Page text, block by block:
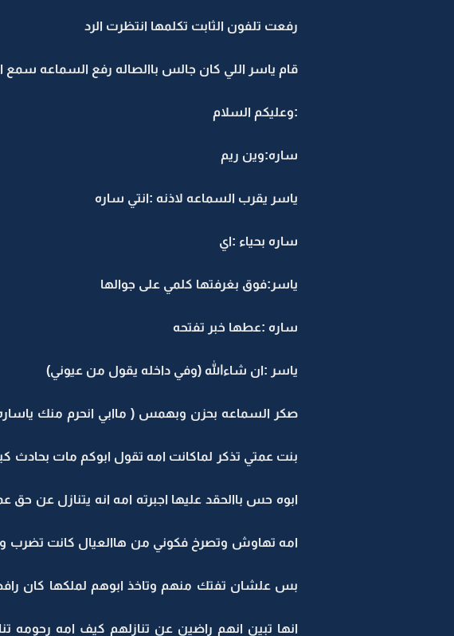
رفعت تلفون الثابت تكلمها انتظرت الرد
قام ياسر اللي كان جالس باالصاله رفع السماعه
:وعليكم السلام
ساره:وين ريم
ياسر يقرب السماعه لاذنه :انتي ساره
ساره بحياء :اي
ياسر:فوق بغرفتها كلمي على جوالها
ساره :عطها خبر تفتحه
ياسر :ان شاءالله (وفي داخله يقول من عيوني)
صكر السماعه بحزن وبهمس ( ماابي انحرم منك
بنت عمتي تذكر لماكانت امه تقول ابوكم مات بحادث
ابوه حس باالحقد عليها اجبرته امه انه يتنازل عن
امه تهاوش وتصرخ فكوني من هاالعيال كانت تضرب
بس علشان تفتك منهم وتاخذ ابوهم لملكها كان
انها تبين انهم راضين عن تنازلهم كيف امه رحومه